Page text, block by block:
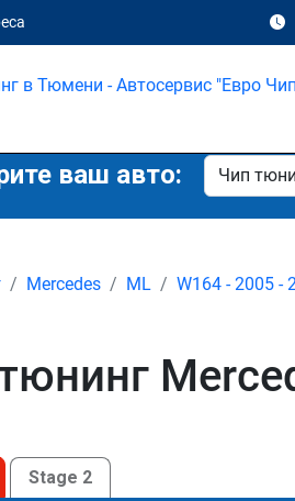
ваш авто:
Mercedes ML W164 - 2005 -
Stage 2